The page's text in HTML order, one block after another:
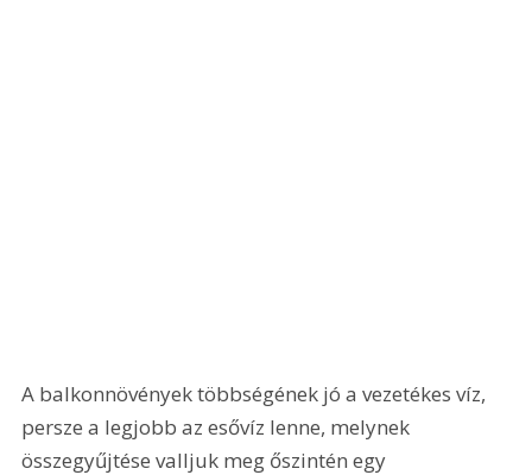
A balkonnövények többségének jó a vezetékes víz,
persze a legjobb az esővíz lenne, melynek
összegyűjtése valljuk meg őszintén egy